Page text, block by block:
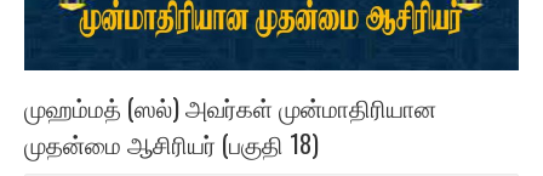
முஹம்மத் (ஸல்) அவர்கள் முன்மாதிரியான
முதன்மை ஆசிரியர் (பகுதி 18)